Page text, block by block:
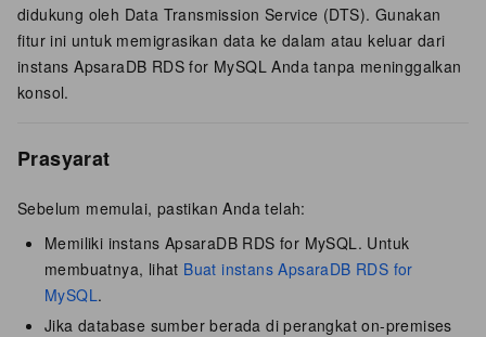
didukung oleh Data Transmission Service (DTS). Gunakan
fitur ini untuk memigrasikan data ke dalam atau keluar dari
instans ApsaraDB RDS for MySQL Anda tanpa meninggalkan
konsol.
Prasyarat
Sebelum memulai, pastikan Anda telah:
Memiliki instans ApsaraDB RDS for MySQL. Untuk
membuatnya, lihat Buat instans ApsaraDB RDS for
MySQL.
Jika database sumber berada di perangkat on-premises